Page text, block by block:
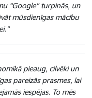
“Google” turpinās, un
mūsdienīgas mācību
pieaug, cilvēki un
pareizās prasmes, lai
iespējas. To mēs